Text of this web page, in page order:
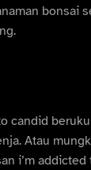
bonsai
candid
Atau
i’m